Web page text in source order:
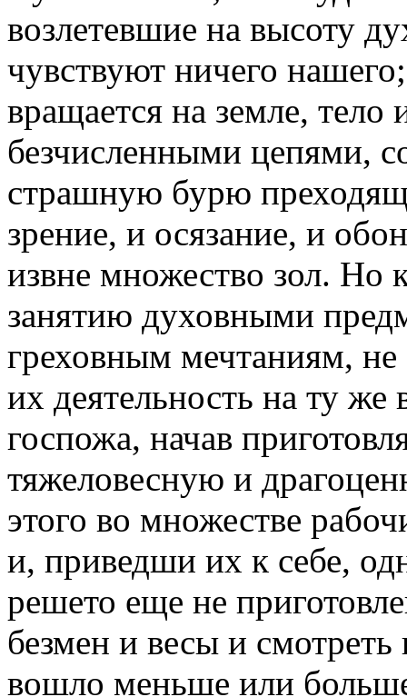
возлетевшие на высоту
чувствуют ничего
вращается на земле, тело
безчисленными цепями,
страшную бурю
зрение, и осязание, и
извне множество зол. Но
занятию духовными
греховным мечтаниям, не
их деятельность на ту же
госпожа, начав
тяжеловесную и
этого во множестве
и, приведши их к себе,
решето еще не
безмен и весы и
вошло меньше или